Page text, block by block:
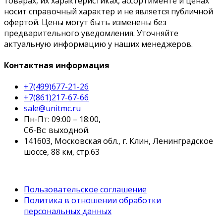
носит справочный характер и не является публичной
офертой. Цены могут быть изменены без
предварительного уведомления. Уточняйте
актуальную информацию у наших менеджеров.
Контактная информация
+7(499)677-21-26
+7(861)217-67-66
sale@unitmc.ru
Пн-Пт: 09:00 – 18:00,
Сб-Вс: выходной.
141603, Московская обл., г. Клин, Ленинградское
шоссе, 88 км, стр.63
Пользовательское соглашение
Политика в отношении обработки
персональных данных